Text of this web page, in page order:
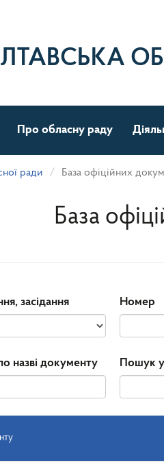
Про обласну раду
ради База офіційних
База
засідання Номер
назві документу Пошук у